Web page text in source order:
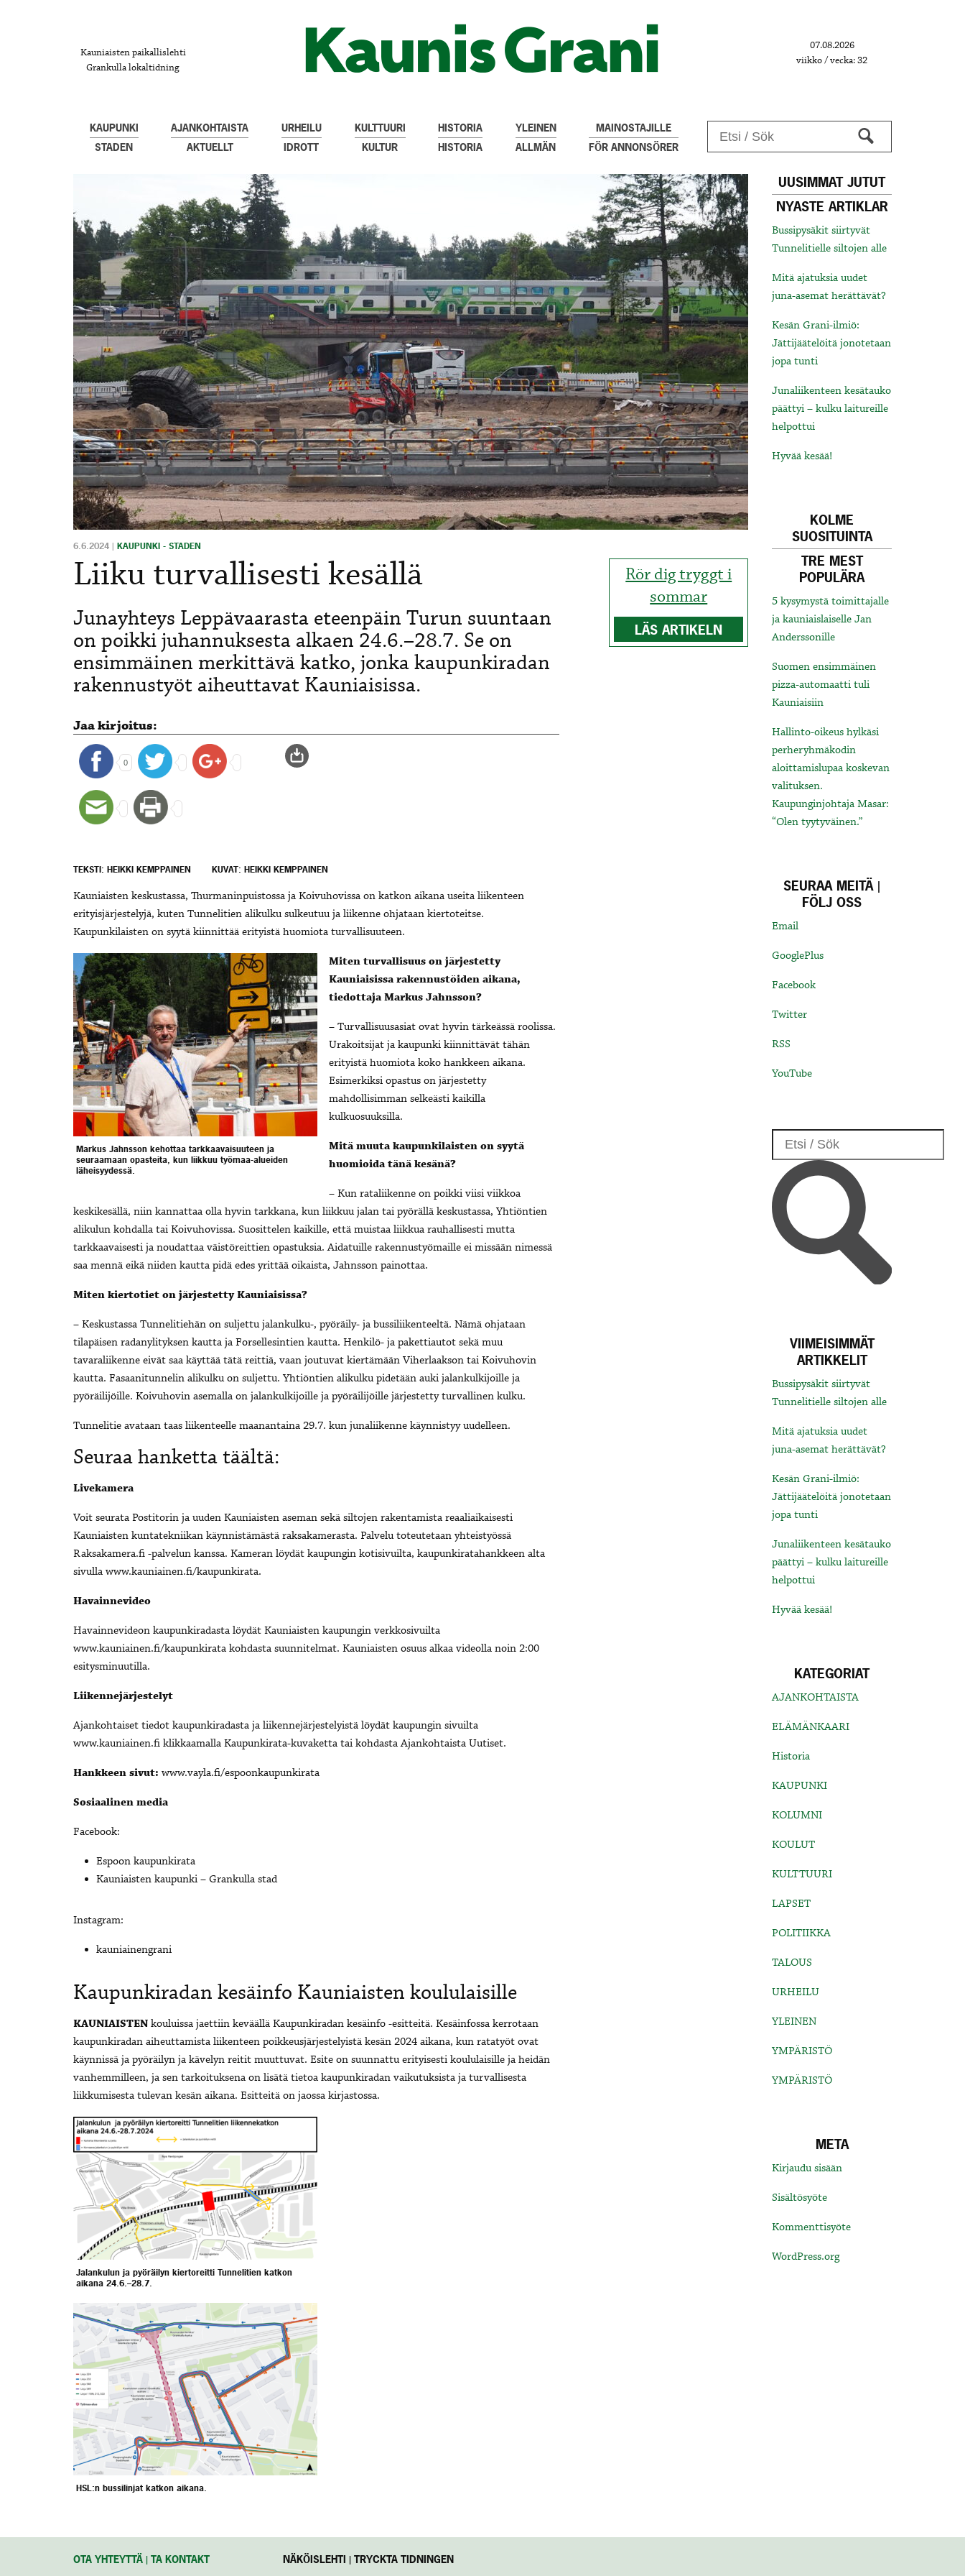
Kauniaisten paikallislehti
Grankulla lokaltidning
07.08.2026
viikko / vecka: 32
KAUPUNKI
STADEN
AJANKOHTAISTA
AKTUELLT
URHEILU
IDROTT
KULTTUURI
KULTUR
HISTORIA
HISTORIA
YLEINEN
ALLMÄN
MAINOSTAJILLE
FÖR ANNONSÖRER
Rör dig tryggt i
sommar
LÄS ARTIKELN
6.6.2024 | KAUPUNKI - STADEN
Liiku turvallisesti kesällä
Junayhteys Leppävaarasta eteenpäin Turun suuntaan
on poikki juhannuksesta alkaen 24.6.–28.7. Se on
ensimmäinen merkittävä katko, jonka kaupunkiradan
rakennustyöt aiheuttavat Kauniaisissa.
Jaa kirjoitus:
0
TEKSTI: HEIKKI KEMPPAINEN KUVAT: HEIKKI KEMPPAINEN
Kauniaisten keskustassa, Thurmaninpuistossa ja Koivuhovissa on katkon aikana useita liikenteen
erityisjärjestelyjä, kuten Tunnelitien alikulku sulkeutuu ja liikenne ohjataan kiertoteitse.
Kaupunkilaisten on syytä kiinnittää erityistä huomiota turvallisuuteen.
Markus Jahnsson kehottaa tarkkaavaisuuteen ja
seuraamaan opasteita, kun liikkuu työmaa-alueiden
läheisyydessä.
Miten turvallisuus on järjestetty
Kauniaisissa rakennustöiden aikana,
tiedottaja Markus Jahnsson?
– Turvallisuusasiat ovat hyvin tärkeässä roolissa.
Urakoitsijat ja kaupunki kiinnittävät tähän
erityistä huomiota koko hankkeen aikana.
Esimerkiksi opastus on järjestetty
mahdollisimman selkeästi kaikilla
kulkuosuuksilla.
Mitä muuta kaupunkilaisten on syytä
huomioida tänä kesänä?
– Kun rataliikenne on poikki viisi viikkoa
keskikesällä, niin kannattaa olla hyvin tarkkana, kun liikkuu jalan tai pyörällä keskustassa, Yhtiöntien
alikulun kohdalla tai Koivuhovissa. Suosittelen kaikille, että muistaa liikkua rauhallisesti mutta
tarkkaavaisesti ja noudattaa väistöreittien opastuksia. Aidatuille rakennustyömaille ei missään nimessä
saa mennä eikä niiden kautta pidä edes yrittää oikaista, Jahnsson painottaa.
Miten kiertotiet on järjestetty Kauniaisissa?
– Keskustassa Tunnelitiehän on suljettu jalankulku-, pyöräily- ja bussiliikenteeltä. Nämä ohjataan
tilapäisen radanylityksen kautta ja Forsellesintien kautta. Henkilö- ja pakettiautot sekä muu
tavaraliikenne eivät saa käyttää tätä reittiä, vaan joutuvat kiertämään Viherlaakson tai Koivuhovin
kautta. Fasaanitunnelin alikulku on suljettu. Yhtiöntien alikulku pidetään auki jalankulkijoille ja
pyöräilijöille. Koivuhovin asemalla on jalankulkijoille ja pyöräilijöille järjestetty turvallinen kulku.
Tunnelitie avataan taas liikenteelle maanantaina 29.7. kun junaliikenne käynnistyy uudelleen.
Seuraa hanketta täältä:
Livekamera
Voit seurata Postitorin ja uuden Kauniaisten aseman sekä siltojen rakentamista reaaliaikaisesti
Kauniaisten kuntatekniikan käynnistämästä raksakamerasta. Palvelu toteutetaan yhteistyössä
Raksakamera.fi -palvelun kanssa. Kameran löydät kaupungin kotisivuilta, kaupunkiratahankkeen alta
sivulla www.kauniainen.fi/kaupunkirata.
Havainnevideo
Havainnevideon kaupunkiradasta löydät Kauniaisten kaupungin verkkosivuilta
www.kauniainen.fi/kaupunkirata kohdasta suunnitelmat. Kauniaisten osuus alkaa videolla noin 2:00
esitysminuutilla.
Liikennejärjestelyt
Ajankohtaiset tiedot kaupunkiradasta ja liikennejärjestelyistä löydät kaupungin sivuilta
www.kauniainen.fi klikkaamalla Kaupunkirata-kuvaketta tai kohdasta Ajankohtaista Uutiset.
Hankkeen sivut: www.vayla.fi/espoonkaupunkirata
Sosiaalinen media
Facebook:
Espoon kaupunkirata
Kauniaisten kaupunki – Grankulla stad
Instagram:
kauniainengrani
Kaupunkiradan kesäinfo Kauniaisten koululaisille
KAUNIAISTEN kouluissa jaettiin keväällä Kaupunkiradan kesäinfo -esitteitä. Kesäinfossa kerrotaan
kaupunkiradan aiheuttamista liikenteen poikkeusjärjestelyistä kesän 2024 aikana, kun ratatyöt ovat
käynnissä ja pyöräilyn ja kävelyn reitit muuttuvat. Esite on suunnattu erityisesti koululaisille ja heidän
vanhemmilleen, ja sen tarkoituksena on lisätä tietoa kaupunkiradan vaikutuksista ja turvallisesta
liikkumisesta tulevan kesän aikana. Esitteitä on jaossa kirjastossa.
Jalankulun ja pyöräilyn kiertoreitti Tunnelitien katkon
aikana 24.6.–28.7.
HSL:n bussilinjat katkon aikana.
UUSIMMAT JUTUT
NYASTE ARTIKLAR
Bussipysäkit siirtyvät
Tunnelitielle siltojen alle
Mitä ajatuksia uudet
juna-asemat herättävät?
Kesän Grani-ilmiö:
Jättijäätelöitä jonotetaan
jopa tunti
Junaliikenteen kesätauko
päättyi – kulku laitureille
helpottui
Hyvää kesää!
KOLME
SUOSITUINTA
TRE MEST
POPULÄRA
5 kysymystä toimittajalle
ja kauniaislaiselle Jan
Anderssonille
Suomen ensimmäinen
pizza-automaatti tuli
Kauniaisiin
Hallinto-oikeus hylkäsi
perheryhmäkodin
aloittamislupaa koskevan
valituksen.
Kaupunginjohtaja Masar:
“Olen tyytyväinen.”
SEURAA MEITÄ |
FÖLJ OSS
Email
GooglePlus
Facebook
Twitter
RSS
YouTube
VIIMEISIMMÄT
ARTIKKELIT
Bussipysäkit siirtyvät
Tunnelitielle siltojen alle
Mitä ajatuksia uudet
juna-asemat herättävät?
Kesän Grani-ilmiö:
Jättijäätelöitä jonotetaan
jopa tunti
Junaliikenteen kesätauko
päättyi – kulku laitureille
helpottui
Hyvää kesää!
KATEGORIAT
AJANKOHTAISTA
ELÄMÄNKAARI
Historia
KAUPUNKI
KOLUMNI
KOULUT
KULTTUURI
LAPSET
POLITIIKKA
TALOUS
URHEILU
YLEINEN
YMPÄRISTÖ
YMPÄRISTÖ
META
Kirjaudu sisään
Sisältösyöte
Kommenttisyöte
WordPress.org
OTA YHTEYTTÄ | TA KONTAKT NÄKÖISLEHTI | TRYCKTA TIDNINGEN